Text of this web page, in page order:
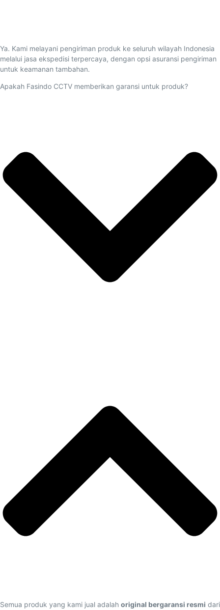
Ya. Kami melayani pengiriman produk ke seluruh wilayah Indonesia
melalui jasa ekspedisi terpercaya, dengan opsi asuransi pengiriman
untuk keamanan tambahan.
Apakah Fasindo CCTV memberikan garansi untuk produk?
Semua produk yang kami jual adalah original bergaransi resmi dari